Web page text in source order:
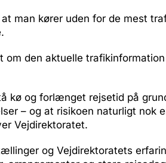
man kører uden for de mest
om den aktuelle
kø og forlænget rejsetid på
– og at risikoen naturligt nok
Vejdirektoratet.
og Vejdirektoratets